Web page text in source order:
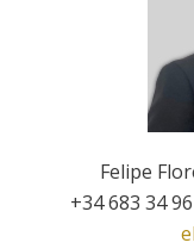
Felipe
+34 683 34